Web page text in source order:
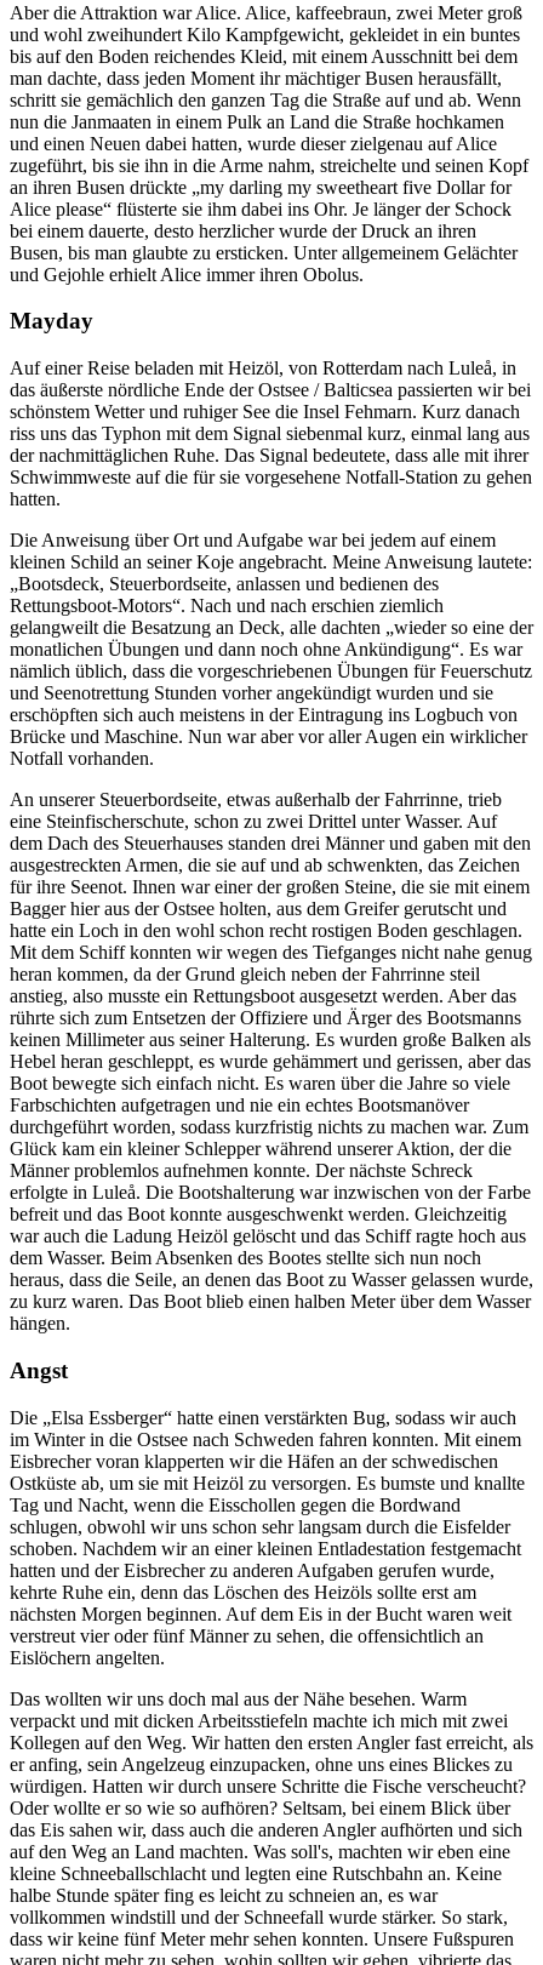
Aber die Attraktion war Alice. Alice, kaffeebraun, zwei Meter groß
und wohl zweihundert Kilo Kampfgewicht, gekleidet in ein buntes
bis auf den Boden reichendes Kleid, mit einem Ausschnitt bei dem
man dachte, dass jeden Moment ihr mächtiger Busen herausfällt,
schritt sie gemächlich den ganzen Tag die Straße auf und ab. Wenn
nun die Janmaaten in einem Pulk an Land die Straße hochkamen
und einen Neuen dabei hatten, wurde dieser zielgenau auf Alice
zugeführt, bis sie ihn in die Arme nahm, streichelte und seinen Kopf
an ihren Busen drückte
my darling my sweetheart five Dollar for
Alice please
flüsterte sie ihm dabei ins Ohr. Je länger der Schock
bei einem dauerte, desto herzlicher wurde der Druck an ihren
Busen, bis man glaubte zu ersticken. Unter allgemeinem Gelächter
und Gejohle erhielt Alice immer ihren Obolus.
Mayday
Auf einer Reise beladen mit Heizöl, von Rotterdam nach Luleå, in
das äußerste nördliche Ende der Ostsee / Balticsea passierten wir bei
schönstem Wetter und ruhiger See die Insel Fehmarn. Kurz danach
riss uns das Typhon mit dem Signal siebenmal kurz, einmal lang aus
der nachmittäglichen Ruhe. Das Signal bedeutete, dass alle mit ihrer
Schwimmweste auf die für sie vorgesehene Notfall-Station zu gehen
hatten.
Die Anweisung über Ort und Aufgabe war bei jedem auf einem
kleinen Schild an seiner Koje angebracht. Meine Anweisung lautete:
Bootsdeck, Steuerbordseite, anlassen und bedienen des
Rettungsboot-Motors . Nach und nach erschien ziemlich
gelangweilt die Besatzung an Deck, alle dachten
wieder so eine der
monatlichen Übungen und dann noch ohne Ankündigung . Es war
nämlich üblich, dass die vorgeschriebenen Übungen für Feuerschutz
und Seenotrettung Stunden vorher angekündigt wurden und sie
erschöpften sich auch meistens in der Eintragung ins Logbuch von
Brücke und Maschine. Nun war aber vor aller Augen ein wirklicher
Notfall vorhanden.
An unserer Steuerbordseite, etwas außerhalb der Fahrrinne, trieb
eine Steinfischerschute, schon zu zwei Drittel unter Wasser. Auf
dem Dach des Steuerhauses standen drei Männer und gaben mit den
ausgestreckten Armen, die sie auf und ab schwenkten, das Zeichen
für ihre Seenot. Ihnen war einer der großen Steine, die sie mit einem
Bagger hier aus der Ostsee holten, aus dem Greifer gerutscht und
hatte ein Loch in den wohl schon recht rostigen Boden geschlagen.
Mit dem Schiff konnten wir wegen des Tiefganges nicht nahe genug
heran kommen, da der Grund gleich neben der Fahrrinne steil
anstieg, also musste ein Rettungsboot ausgesetzt werden. Aber das
rührte sich zum Entsetzen der Offiziere und Ärger des Bootsmanns
keinen Millimeter aus seiner Halterung. Es wurden große Balken als
Hebel heran geschleppt, es wurde gehämmert und gerissen, aber das
Boot bewegte sich einfach nicht. Es waren über die Jahre so viele
Farbschichten aufgetragen und nie ein echtes Bootsmanöver
durchgeführt worden, sodass kurzfristig nichts zu machen war. Zum
Glück kam ein kleiner Schlepper während unserer Aktion, der die
Männer problemlos aufnehmen konnte. Der nächste Schreck
erfolgte in Luleå. Die Bootshalterung war inzwischen von der Farbe
befreit und das Boot konnte ausgeschwenkt werden. Gleichzeitig
war auch die Ladung Heizöl gelöscht und das Schiff ragte hoch aus
dem Wasser. Beim Absenken des Bootes stellte sich nun noch
heraus, dass die Seile, an denen das Boot zu Wasser gelassen wurde,
zu kurz waren. Das Boot blieb einen halben Meter über dem Wasser
hängen.
Angst
Die Elsa Essberger
hatte einen verstärkten Bug, sodass wir auch
im Winter in die Ostsee nach Schweden fahren konnten. Mit einem
Eisbrecher voran klapperten wir die Häfen an der schwedischen
Ostküste ab, um sie mit Heizöl zu versorgen. Es bumste und knallte
Tag und Nacht, wenn die Eisschollen gegen die Bordwand
schlugen, obwohl wir uns schon sehr langsam durch die Eisfelder
schoben. Nachdem wir an einer kleinen Entladestation festgemacht
hatten und der Eisbrecher zu anderen Aufgaben gerufen wurde,
kehrte Ruhe ein, denn das Löschen des Heizöls sollte erst am
nächsten Morgen beginnen. Auf dem Eis in der Bucht waren weit
verstreut vier oder fünf Männer zu sehen, die offensichtlich an
Eislöchern angelten.
Das wollten wir uns doch mal aus der Nähe besehen. Warm
verpackt und mit dicken Arbeitsstiefeln machte ich mich mit zwei
Kollegen auf den Weg. Wir hatten den ersten Angler fast erreicht, als
er anfing, sein Angelzeug einzupacken, ohne uns eines Blickes zu
würdigen. Hatten wir durch unsere Schritte die Fische verscheucht?
Oder wollte er so wie so aufhören? Seltsam, bei einem Blick über
das Eis sahen wir, dass auch die anderen Angler aufhörten und sich
auf den Weg an Land machten. Was soll's, machten wir eben eine
kleine Schneeballschlacht und legten eine Rutschbahn an. Keine
halbe Stunde später fing es leicht zu schneien an, es war
vollkommen windstill und der Schneefall wurde stärker. So stark,
dass wir keine fünf Meter mehr sehen konnten. Unsere Fußspuren
waren nicht mehr zu sehen, wohin sollten wir gehen, vibrierte das